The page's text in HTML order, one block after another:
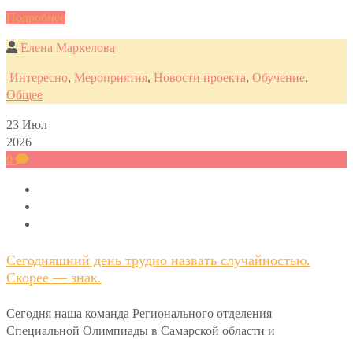
Подробнее
Елена Маркелова
Интересно, Мероприятия, Новости проекта, Обучение,
Общее
23 Июл
2026
0
Сегодняшний день трудно назвать случайностью.
Скорее — знак.
Сегодня наша команда Регионального отделения
Специальной Олимпиады в Самарской области и